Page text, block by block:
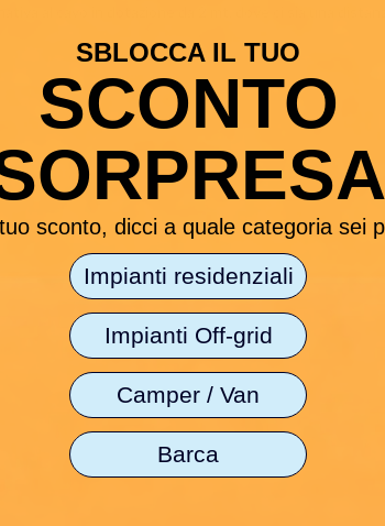
al cavo in dotazione da 2 mt, dove ci sia una
SBLOCCA IL TUO
SCONTO
sconto, dicci a quale categoria sei
Impianti residenziali
Impianti Off-grid
Camper / Van
Barca